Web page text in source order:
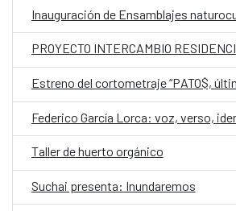
Inauguración de Ensamblajes
Estreno del cortometraje “PATO$,
Taller de huerto orgánico
Suchai presenta: Inundaremos